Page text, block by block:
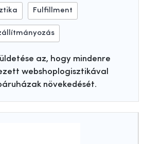
Fulfillment
az, hogy mindenre
webshoplogisztikával
növekedését.